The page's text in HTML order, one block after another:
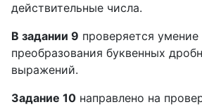
действительные числа.
В задании 9 проверяется умение
преобразования буквенных
выражений.
Задание 10 направлено на